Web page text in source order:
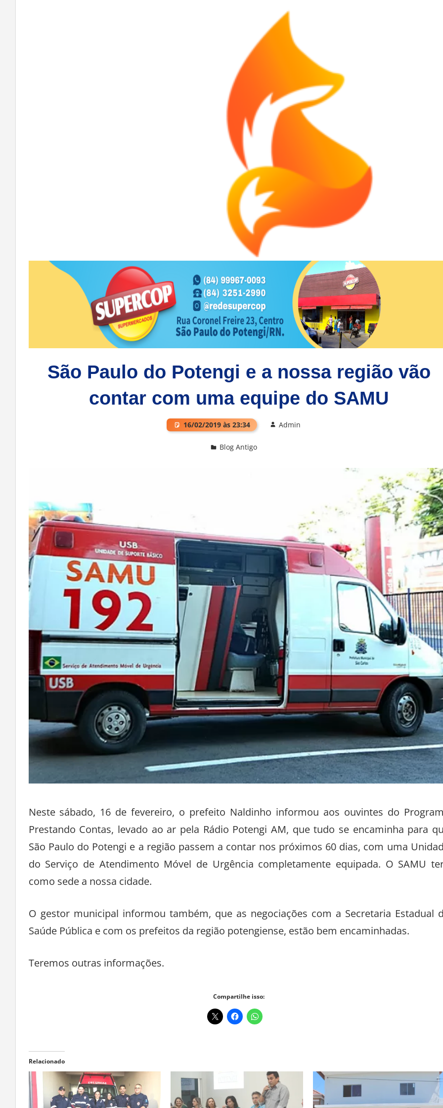
São Paulo do Potengi e a nossa região vão
contar com uma equipe do SAMU
16/02/2019 às 23:34 Admin
Blog Antigo
Neste sábado, 16 de fevereiro, o prefeito Naldinho informou aos ouvintes do
Prestando Contas, levado ao ar pela Rádio Potengi AM, que tudo se encaminha para
São Paulo do Potengi e a região passem a contar nos próximos 60 dias, com uma
do Serviço de Atendimento Móvel de Urgência completamente equipada. O SAMU
como sede a nossa cidade.
O gestor municipal informou também, que as negociações com a Secretaria Estadual
Saúde Pública e com os prefeitos da região potengiense, estão bem encaminhadas.
Teremos outras informações.
Compartilhe isso:
Relacionado